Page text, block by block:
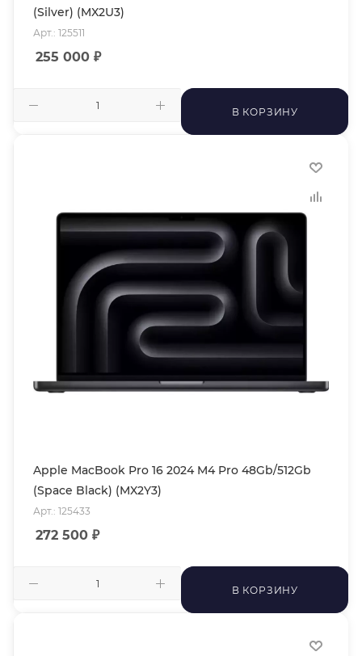
(Silver) (MX2U3)
Арт.: 125511
255 000 ₽
В КОРЗИНУ
Apple MacBook Pro 16 2024 M4 Pro 48Gb/512Gb
(Space Black) (MX2Y3)
Арт.: 125433
272 500 ₽
В КОРЗИНУ